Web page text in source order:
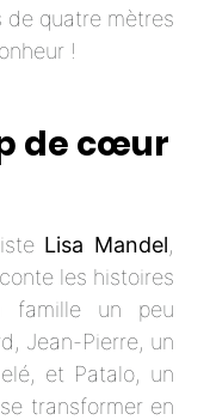
de quatre mètres
!
de cœur
Lisa Mandel,
les histoires
famille un peu
Jean-Pierre, un
et Patalo, un
transformer en